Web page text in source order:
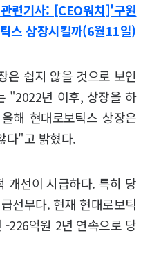
련기사: [CEO워치]'구원
스 상장시킬까(6월11일)
은 쉽지 않을 것으로 보인
"2022년 이후, 상장을 하
해 현대로보틱스 상장은
다"고 밝혔다.
개선이 시급하다. 특히 당
선무다. 현재 현대로보틱
226억원 2년 연속으로 당